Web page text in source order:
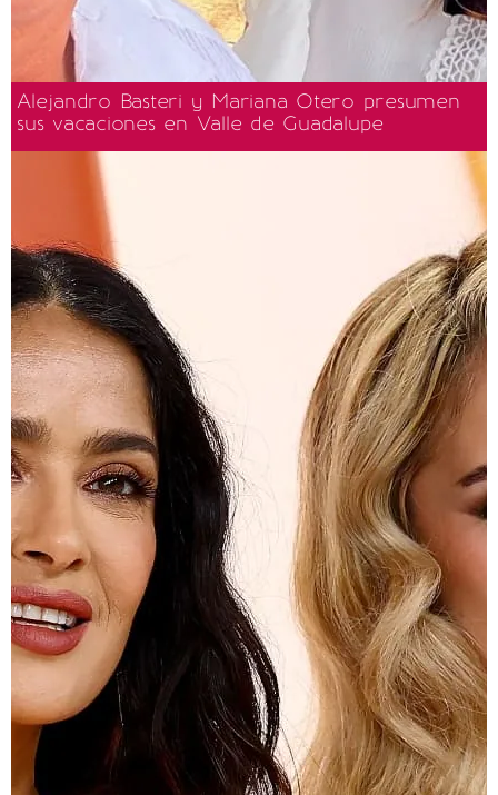
Alejandro Basteri y Mariana Otero presumen
sus vacaciones en Valle de Guadalupe